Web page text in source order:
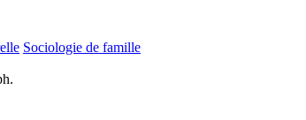
Sociologie de famille